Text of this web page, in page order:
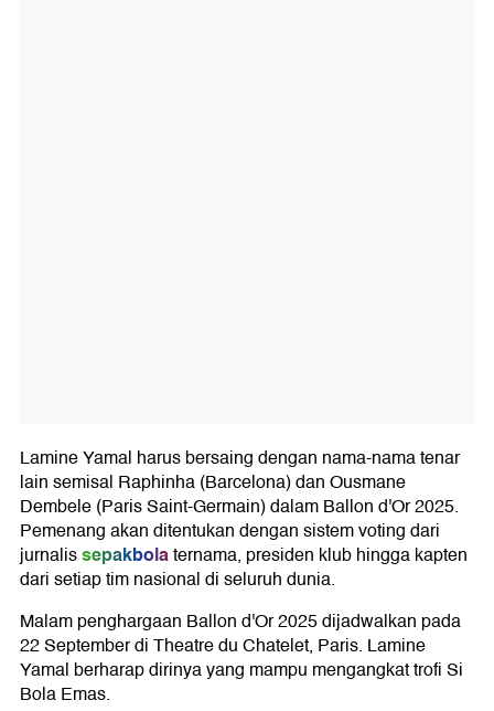
Lamine Yamal harus bersaing dengan nama-nama tenar
lain semisal Raphinha (Barcelona) dan Ousmane
Dembele (Paris Saint-Germain) dalam Ballon d'Or 2025.
Pemenang akan ditentukan dengan sistem voting dari
jurnalissepakbolaternama, presiden klub hingga kapten
dari setiap tim nasional di seluruh dunia.
Malam penghargaan Ballon d'Or 2025 dijadwalkan pada
22 September di Theatre du Chatelet, Paris. Lamine
Yamal berharap dirinya yang mampu mengangkat trofi Si
Bola Emas.